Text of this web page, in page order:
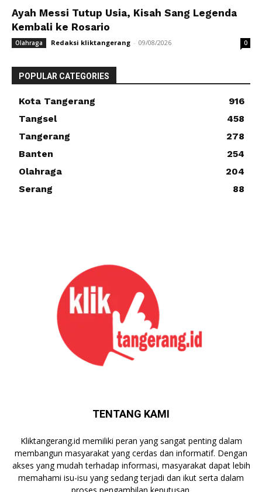
Ayah Messi Tutup Usia, Kisah Sang Legenda
Kembali ke Rosario
Olahraga Redaksi kliktangerang - 09/08/2026 0
POPULAR CATEGORIES
Kota Tangerang
916
Tangsel
458
Tangerang
278
Banten
254
Olahraga
204
Serang
88
TENTANG KAMI
Kliktangerang.id memiliki peran yang sangat penting dalam
membangun masyarakat yang cerdas dan informatif. Dengan
akses yang mudah terhadap informasi, masyarakat dapat lebih
memahami isu-isu yang sedang terjadi dan ikut serta dalam